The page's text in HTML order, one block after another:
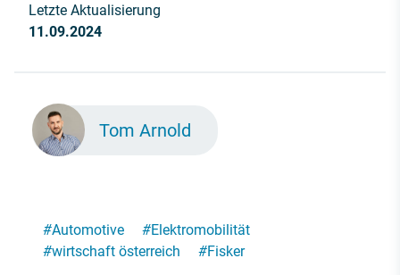
Letzte Aktualisierung
11.09.2024
Tom Arnold
#Automotive #Elektromobilität
#wirtschaft österreich #Fisker